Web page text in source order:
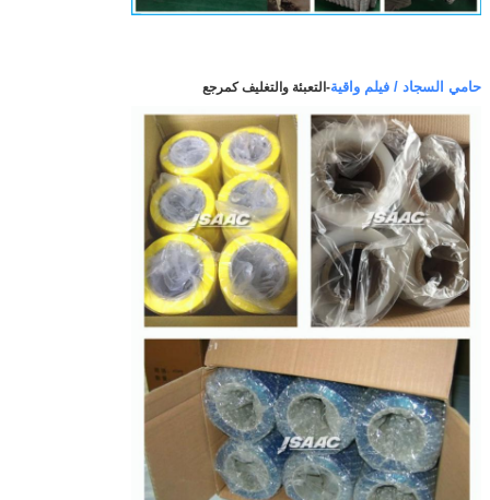
حامي السجاد / فيلم واقية- التعبئة والتغليف كمرجع